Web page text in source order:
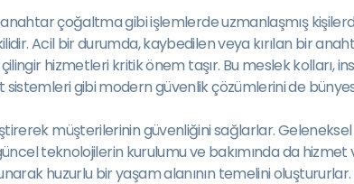
çoğaltma gibi işlemlerde uzmanlaşmış
Acil bir durumda, kaybedilen veya kırılan bir
hizmetleri kritik önem taşır. Bu meslek kolları,
gibi modern güvenlik çözümlerini de
müşterilerinin güvenliğini sağlarlar.
teknolojilerin kurulumu ve bakımında da
huzurlu bir yaşam alanının temelini